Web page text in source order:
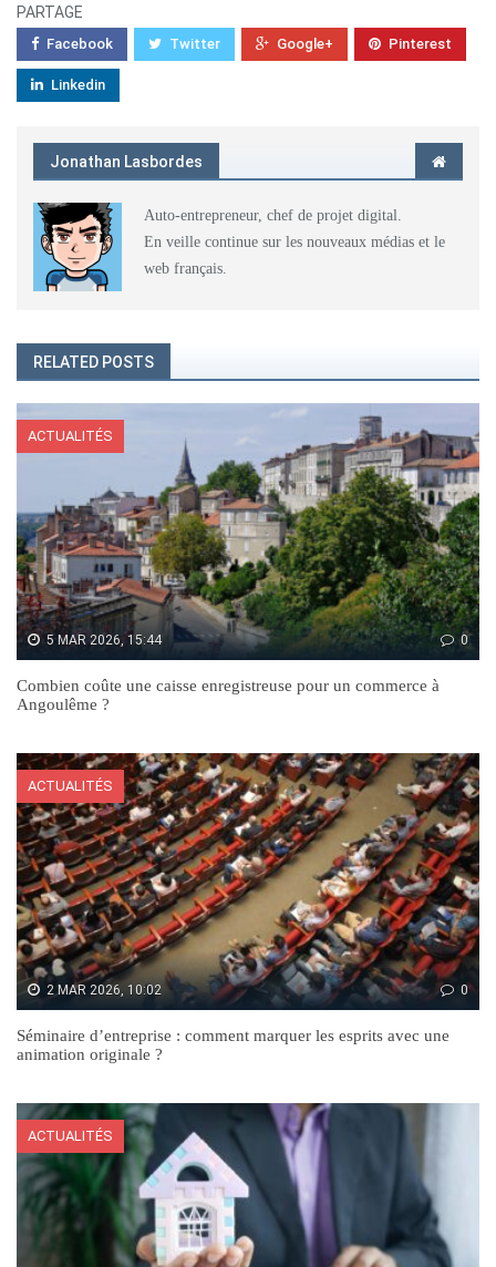
PARTAGE
Facebook Twitter Google+ Pinterest
Linkedin
Jonathan Lasbordes
Auto-entrepreneur, chef de projet digital.
En veille continue sur les nouveaux médias et le
web français.
RELATED POSTS
ACTUALITÉS
5 MAR 2026, 15:44 0
Combien coûte une caisse enregistreuse pour un commerce à
Angoulême ?
ACTUALITÉS
2 MAR 2026, 10:02 0
Séminaire d’entreprise : comment marquer les esprits avec une
animation originale ?
ACTUALITÉS